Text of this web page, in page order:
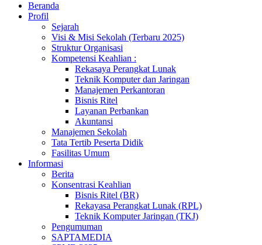
Beranda
Profil
Sejarah
Visi & Misi Sekolah (Terbaru 2025)
Struktur Organisasi
Kompetensi Keahlian :
Rekasaya Perangkat Lunak
Teknik Komputer dan Jaringan
Manajemen Perkantoran
Bisnis Ritel
Layanan Perbankan
Akuntansi
Manajemen Sekolah
Tata Tertib Peserta Didik
Fasilitas Umum
Informasi
Berita
Konsentrasi Keahlian
Bisnis Ritel (BR)
Rekayasa Perangkat Lunak (RPL)
Teknik Komputer Jaringan (TKJ)
Pengumuman
SAPTAMEDIA